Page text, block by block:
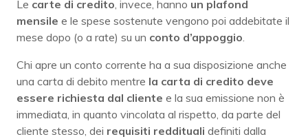
Le carte di credito , invece, hanno un plafond
mensile e le spese sostenute vengono poi addebitate il
mese dopo (o a rate) su un conto d’appoggio
Chi apre un conto corrente ha a sua disposizione anche
una carta di debito mentre la carta di credito deve
essere richiesta dal cliente e la sua emissione non è
immediata, in quanto vincolata al rispetto, da parte del
cliente stesso, dei requisiti reddituali definiti dalla